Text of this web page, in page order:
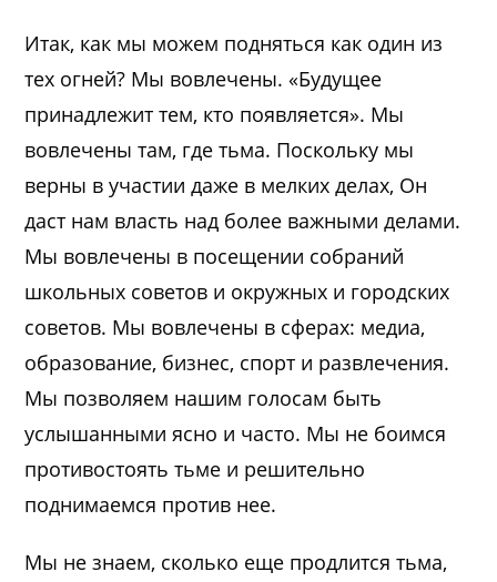
Итак, как мы можем подняться как один из
тех огней? Мы вовлечены. «Будущее
принадлежит тем, кто появляется». Мы
вовлечены там, где тьма. Поскольку мы
верны в участии даже в мелких делах, Он
даст нам власть над более важными делами.
Мы вовлечены в посещении собраний
школьных советов и окружных и городских
советов. Мы вовлечены в сферах: медиа,
образование, бизнес, спорт и развлечения.
Мы позволяем нашим голосам быть
услышанными ясно и часто. Мы не боимся
противостоять тьме и решительно
поднимаемся против нее.
Мы не знаем, сколько еще продлится тьма,